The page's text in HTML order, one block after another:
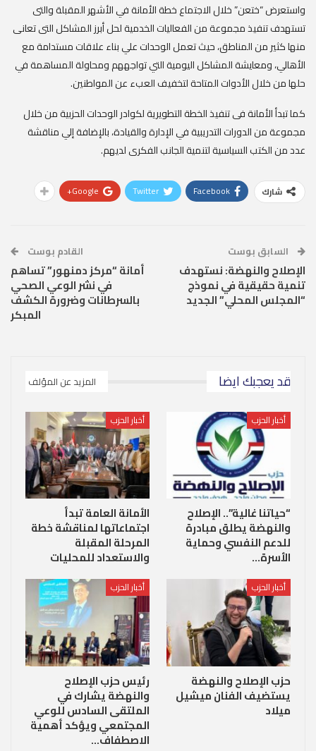
واستعرض “ختعن” خلال الاجتماع خطة الأمانة في الأشهر المقبلة والتى
تستهدف تنفيذ مجموعة من الفعاليات الخدميةلحل أبرز المشاكل التى تعانى
منها كثير من المناطق، حيث تعمل الوحدات علي بناء علاقات مستدامة مع
الأهالي، ومعايشة المشاكل اليومية التي تواجههم ومحاولة المساهمة في
حلها من خلال الأدوات المتاحة لتخفيف العبء عن المواطنين.
كما تبدأ الأمانة فى تنفيذ الخطة التطويرية لكوادر الوحدات الحزبية من خلال
مجموعة من الدورات التدريبية في الإدارة والقيادة، بالإضافة إلي مناقشة
عدد من الكتب السياسية لتنمية الجانب الفكرى لديهم.
شارك Facebook
Twitter
Google+
السابق بوست
الإصلاح والنهضة: نستهدف
تنمية حقيقية في نموذج
“المجلس المحلي” الجديد
القادم بوست
أمانة “مركز دمنهور” تساهم
في نشر الوعي الصحي
بالسرطانات وضرورة الكشف
المبكر
قد يعجبك ايضا المزيد عن المؤلف
أخبار الحزب
“حياتنا غالية”.. الإصلاح
والنهضة يطلق مبادرة
للدعم النفسي وحماية
الأسرة…
أخبار الحزب
الأمانة العامة تبدأ
اجتماعاتها لمناقشة خطة
المرحلة المقبلة
والاستعداد للمحليات
أخبار الحزب
حزب الإصلاح والنهضة
يستضيف الفنان ميشيل
ميلاد
أخبار الحزب
رئيس حزب الإصلاح
والنهضة يشارك في
الملتقى السادس للوعي
المجتمعي ويؤكد أهمية
الاصطفاف…